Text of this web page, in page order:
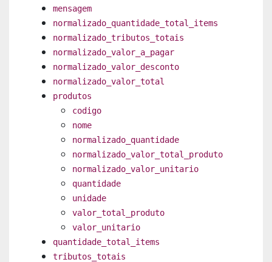
mensagem
normalizado_quantidade_total_items
normalizado_tributos_totais
normalizado_valor_a_pagar
normalizado_valor_desconto
normalizado_valor_total
produtos
codigo
nome
normalizado_quantidade
normalizado_valor_total_produto
normalizado_valor_unitario
quantidade
unidade
valor_total_produto
valor_unitario
quantidade_total_items
tributos_totais